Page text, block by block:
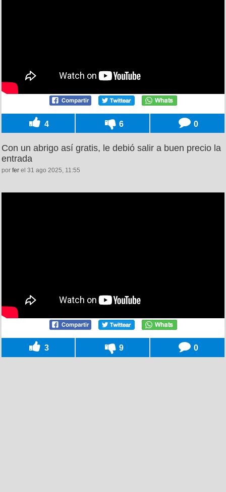
4 6 0
Con un abrigo así gratis, le debió salir a buen precio la
entrada
por fer el 31 ago 2025, 11:55
3 9 0